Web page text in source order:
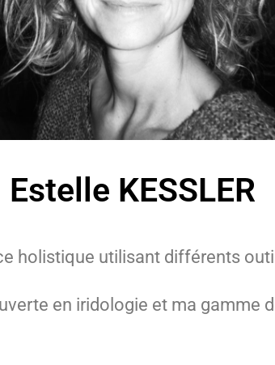
Estelle KESSLER
holistique utilisant différents
en iridologie et ma gamme